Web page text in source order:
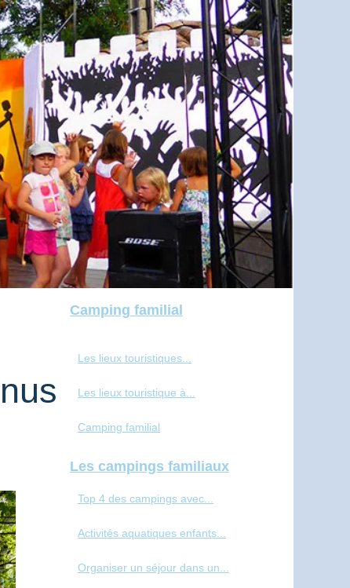
Camping familial
Les lieux touristiques...
Les lieux touristique à...
Camping familial
Les campings familiaux
Top 4 des campings avec...
Activités aquatiques enfants...
Organiser un séjour dans un...